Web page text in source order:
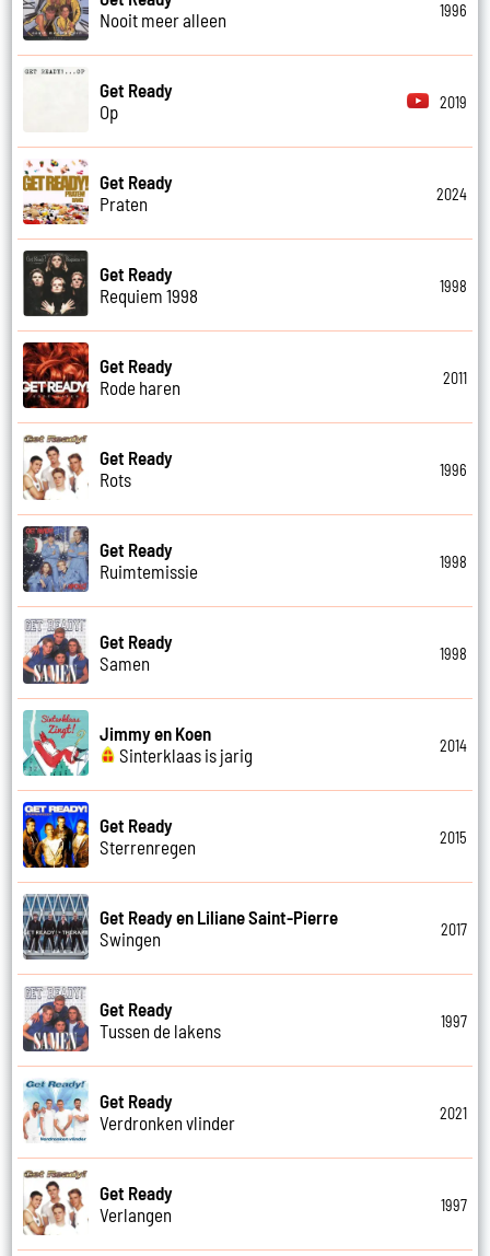
Nooit meer alleen
1996
Get Ready
Op
2019
Get Ready
Praten
2024
Get Ready
Requiem 1998
1998
Get Ready
Rode haren
2011
Get Ready
Rots
1996
Get Ready
Ruimtemissie
1998
Get Ready
Samen
1998
Jimmy en Koen
Sinterklaas is jarig
2014
Get Ready
Sterrenregen
2015
Get Ready en Liliane Saint-Pierre
Swingen
2017
Get Ready
Tussen de lakens
1997
Get Ready
Verdronken vlinder
2021
Get Ready
Verlangen
1997